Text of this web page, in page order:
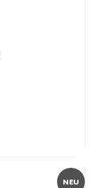
NEU